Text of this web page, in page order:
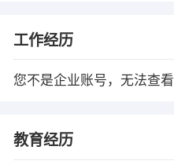
工作经历
您不是企业账号，无法查看
教育经历